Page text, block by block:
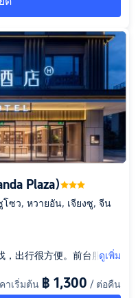
very
and most helpful staff I
Huai'an. The classi
to a
close by. Many of t
well. That is a nice hotel!”
Plaza)
โซว, หวายอัน, เจียงซู, จีน
，出行很方便。前台服務熱
道也在線。每天還送水果
ดูเพิ่ม
าเริ่มต้น ฿ 1,300 / ต่อคืน